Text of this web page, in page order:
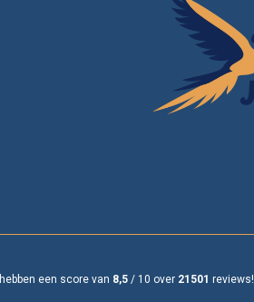
een score van 8,5 / 10 over 21501 reviews!